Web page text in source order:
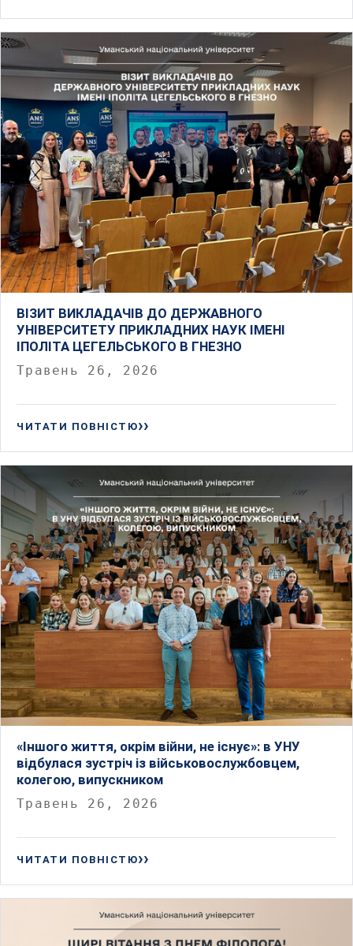
ВІЗИТ ВИКЛАДАЧІВ ДО ДЕРЖАВНОГО
УНІВЕРСИТЕТУ ПРИКЛАДНИХ НАУК ІМЕНІ
ІПОЛІТА ЦЕГЕЛЬСЬКОГО В ГНЕЗНО
Травень 26, 2026
ЧИТАТИ ПОВНІСТЮ
«Іншого життя, окрім війни, не існує»: в УНУ
відбулася зустріч із військовослужбовцем,
колегою, випускником
Травень 26, 2026
ЧИТАТИ ПОВНІСТЮ